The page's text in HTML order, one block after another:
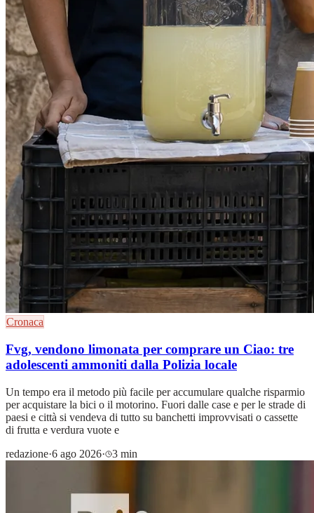
Cronaca
Fvg, vendono limonata per comprare un Ciao: tre
adolescenti ammoniti dalla Polizia locale
Un tempo era il metodo più facile per accumulare qualche risparmio
per acquistare la bici o il motorino. Fuori dalle case e per le strade di
paesi e città si vendeva di tutto su banchetti improvvisati o cassette
di frutta e verdura vuote e
redazione·6 ago 2026· 3 min